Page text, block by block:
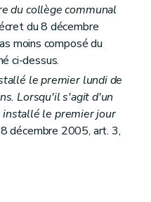
28
finales
publics
et actions judiciaires
du collège communal
du 8 décembre
moins composé du
ci-dessus.
le premier lundi de
Lorsqu'il s'agit d'un
le premier jour
décembre 2005, art. 3,